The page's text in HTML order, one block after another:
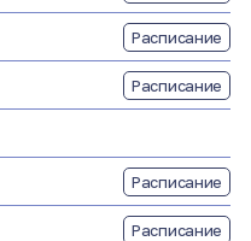
Расписание
Расписание
Расписание
Расписание